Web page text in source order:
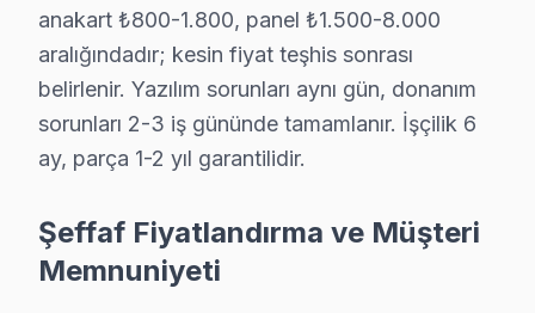
Namık Kemal Hitachi Açılmıyor Arıza →
Necip Fazıl Kısakürek Hitachi Servis
Necip Fazıl Kısakürek sakinlerine özel: Hitachi TV
Hitachi Servis Merkezi →
Orhan Gazi Hitachi Servis
Orhan Gazi'de Hitachi TV güç kartı kondansatör şişmesi
Esenyurt TV Servis Merkezi →
anakart ₺800-1.800, panel ₺1.500-8.000
aralığındadır; kesin fiyat teşhis sonrası
belirlenir. Yazılım sorunları aynı gün, donanım
sorunları 2-3 iş gününde tamamlanır. İşçilik 6
ay, parça 1-2 yıl garantilidir.
Şeffaf Fiyatlandırma ve Müşteri
Memnuniyeti